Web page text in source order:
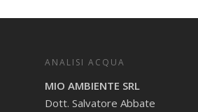
ANALISI ACQUA
MIO AMBIENTE SRL
Dott. Salvatore Abbate